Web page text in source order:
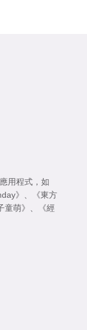
用程式，如
》
《東方
童萌》
《經